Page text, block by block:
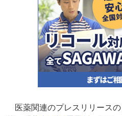
医薬関連のプレスリリース